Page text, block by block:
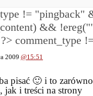
!= "pingback"
&& !ereg("
2009 @15:51
pisać 🙂 i to
jak i treści na strony
comment_type